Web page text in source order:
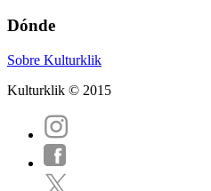
Dónde
Sobre Kulturklik
Kulturklik © 2015